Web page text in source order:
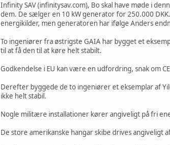
Infinity SAV (infinitysav.com), Bo skal have møde i
dem. De sælger en 10 kW generator for 250.000
energikilder, men generatoren har ifølge Anders
To ingeniører fra østrigste GAIA har bygget et
til at få den til at køre helt stabilt.
Godkendelse i EU kan være en udfordring, snak om
Derefter byggede de to ingeniører et eksemplar af
ikke helt stabil.
Nogle militære installationer kører angiveligt på fri
De store amerikanske hangar skibe drives angiveligt